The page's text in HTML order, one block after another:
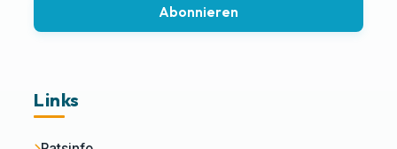
Abonnieren
Links